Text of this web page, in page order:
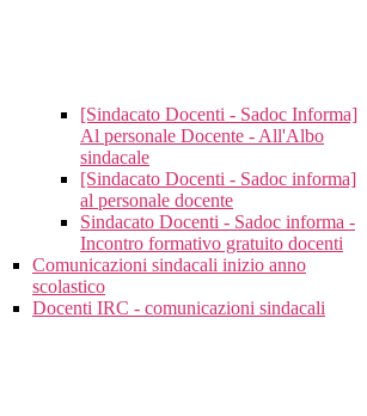
[Sindacato Docenti - Sadoc Informa]
Al personale Docente - All'Albo
sindacale
[Sindacato Docenti - Sadoc informa]
al personale docente
Sindacato Docenti - Sadoc informa -
Incontro formativo gratuito docenti
Comunicazioni sindacali inizio anno
scolastico
Docenti IRC - comunicazioni sindacali